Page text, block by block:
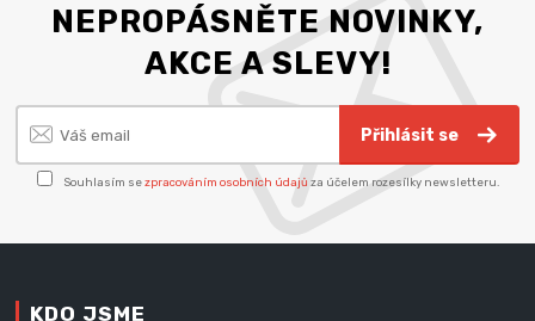
NEPROPÁSNĚTE NOVINKY,
AKCE A SLEVY!
Přihlásit se
Souhlasím sezpracováním osobních údajů za účelem rozesílky newsletteru.
KDO JSME